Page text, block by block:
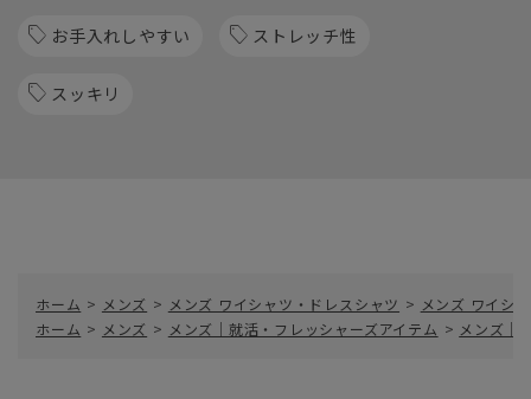
お手入れしやすい ストレッチ性
スッキリ
ホーム > メンズ > メンズ ワイシャツ・ドレスシャツ > メンズ ワイシ
ホーム > メンズ > メンズ｜就活・フレッシャーズアイテム > メンズ｜